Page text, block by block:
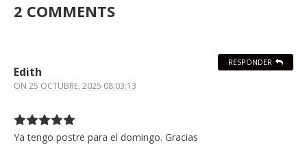
2 COMMENTS
Edith
ON 25 OCTUBRE, 2025 08:03:13
Ya tengo postre para el domingo. Gracias
RESPONDER